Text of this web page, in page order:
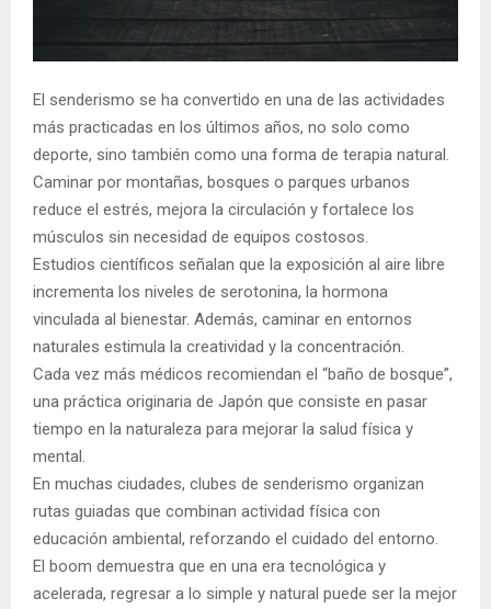
El senderismo se ha convertido en una de las actividades
más practicadas en los últimos años, no solo como
deporte, sino también como una forma de terapia natural.
Caminar por montañas, bosques o parques urbanos
reduce el estrés, mejora la circulación y fortalece los
músculos sin necesidad de equipos costosos.
Estudios científicos señalan que la exposición al aire libre
incrementa los niveles de serotonina, la hormona
vinculada al bienestar. Además, caminar en entornos
naturales estimula la creatividad y la concentración.
Cada vez más médicos recomiendan el “baño de bosque”,
una práctica originaria de Japón que consiste en pasar
tiempo en la naturaleza para mejorar la salud física y
mental.
En muchas ciudades, clubes de senderismo organizan
rutas guiadas que combinan actividad física con
educación ambiental, reforzando el cuidado del entorno.
El boom demuestra que en una era tecnológica y
acelerada, regresar a lo simple y natural puede ser la mejor